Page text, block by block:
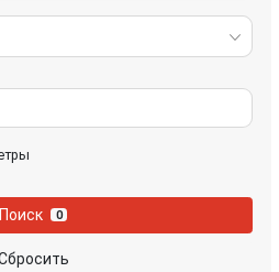
Mercedes-Benz
Opel
Поиск 0